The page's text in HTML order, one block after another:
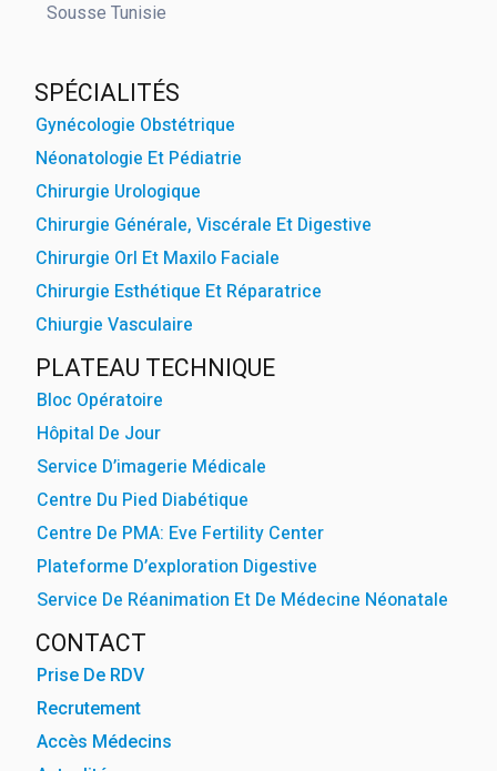
Sousse Tunisie
SPÉCIALITÉS
Gynécologie Obstétrique
Néonatologie Et Pédiatrie
Chirurgie Urologique
Chirurgie Générale, Viscérale Et Digestive
Chirurgie Orl Et Maxilo Faciale
Chirurgie Esthétique Et Réparatrice
Chiurgie Vasculaire
PLATEAU TECHNIQUE
Bloc Opératoire
Hôpital De Jour
Service D’imagerie Médicale
Centre Du Pied Diabétique
Centre De PMA: Eve Fertility Center
Plateforme D’exploration Digestive
Service De Réanimation Et De Médecine Néonatale
CONTACT
Prise De RDV
Recrutement
Accès Médecins